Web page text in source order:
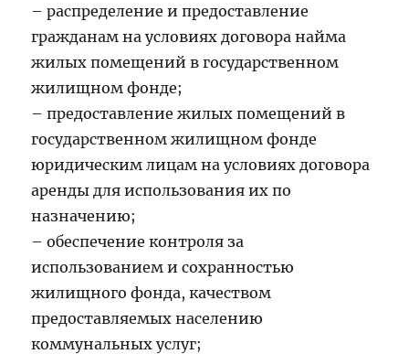
– распределение и предоставление
гражданам на условиях договора найма
жилых помещений в государственном
жилищном фонде;
– предоставление жилых помещений в
государственном жилищном фонде
юридическим лицам на условиях договора
аренды для использования их по
назначению;
– обеспечение контроля за
использованием и сохранностью
жилищного фонда, качеством
предоставляемых населению
коммунальных услуг;